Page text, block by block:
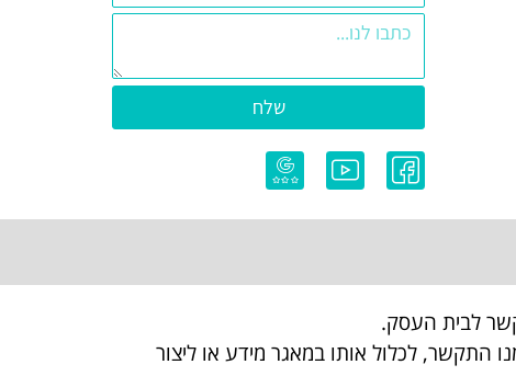
שלח
לבית העסק.
לכלול אותו במאגר מידע או ליצור